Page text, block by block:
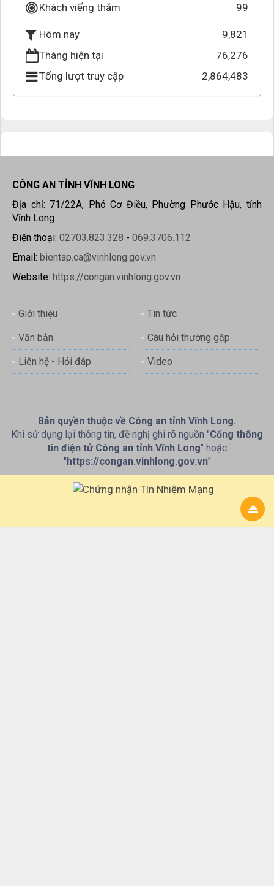
Khách viếng thăm
99
Hôm nay
9,821
Tháng hiện tại
76,276
Tổng lượt truy cập
2,864,483
CÔNG AN TỈNH VĨNH LONG
Địa chỉ: 71/22A, Phó Cơ Điều, Phường Phước Hậu, tỉnh
Vĩnh Long
Điện thoại: 02703.823.328 - 069.3706.112
Email: bientap.ca@vinhlong.gov.vn
Website: https://congan.vinhlong.gov.vn
Giới thiệu Tin tức
Văn bản Câu hỏi thường gặp
Liên hệ - Hỏi đáp Video
Bản quyền thuộc về Công an tỉnh Vĩnh Long.
Khi sử dụng lại thông tin, đề nghị ghi rõ nguồn "Cổng thông
tin điện tử Công an tỉnh Vĩnh Long" hoặc
"https://congan.vinhlong.gov.vn"